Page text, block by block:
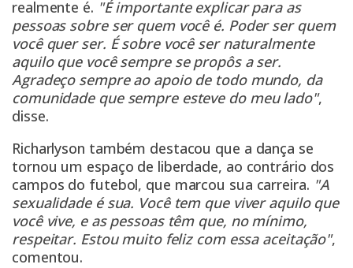
realmente é. "É importante explicar para as
pessoas sobre ser quem você é. Poder ser quem
você quer ser. É sobre você ser naturalmente
aquilo que você sempre se propôs a ser.
Agradeço sempre ao apoio de todo mundo, da
comunidade que sempre esteve do meu lado",
disse.
Richarlyson também destacou que a dança se
tornou um espaço de liberdade, ao contrário dos
campos do futebol, que marcou sua carreira. "A
sexualidade é sua. Você tem que viver aquilo que
você vive, e as pessoas têm que, no mínimo,
respeitar. Estou muito feliz com essa aceitação",
comentou.